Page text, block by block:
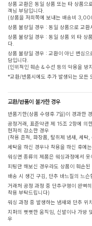
상품 교환은 동일 상품 또는 타 상품
객님 부담입니다.
(상품을 저희쪽에 보내는 배송비
상품 불량일 경우 : 동일 상품으로 교
상품 불량일 경우 : 동일 상품 외 타
다.
상품 불량일 경우 : 교환이 아닌 변심
담입니다.
(인위적인 훼손 & 수선 등의 악용을 방
*교환/반품시에도 추가 발생되는 모든
교환/반품이 불가한 경우
반품기한(상품 수령후 7일)이 경과한
공정거래, 표준약관 제 15조 2항에 의
현저히 감소한 경우
(착용 흔적, 화장품, 탈취제 냄새, 세탁,
세탁을 하신 경우나 착용을 하신 후에
워싱면 종류의 제품은 워싱과정에서
피팅만 해보신 경우라도 상품이 훼손
배송 시 생긴 구김, 단추 바느질의 느
거래처 공정 과정 중 단추구멍이 완벽
착용 부탁드립니다)
워싱 과정 중 발생하는 냄새와 단추 위
지퍼의 뻣뻣한 움직임, 신발이나 가방
우